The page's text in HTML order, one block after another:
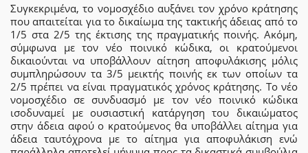
Συγκεκριμένα, το νομοσχέδιο αυξάνει τον χρόνο κράτησης
που απαιτείται για το δικαίωμα της τακτικής άδειας από το
1/5 στα 2/5 της έκτισης της πραγματικής ποινής. Ακόμη,
σύμφωνα με τον νέο ποινικό κώδικα, οι κρατούμενοι
δικαιούνται να υποβάλλουν αίτηση αποφυλάκισης μόλις
συμπληρώσουν τα 3/5 μεικτής ποινής εκ των οποίων τα
2/5 πρέπει να είναι πραγματικός χρόνος κράτησης. Το νέο
νομοσχέδιο σε συνδυασμό με τον νέο ποινικό κώδικα
ισοδυναμεί με ουσιαστική κατάργηση του δικαιώματος
στην άδεια αφού ο κρατούμενος θα υποβάλλει αίτημα για
άδεια ταυτόχρονα με το αίτημα για αποφυλάκιση ενώ